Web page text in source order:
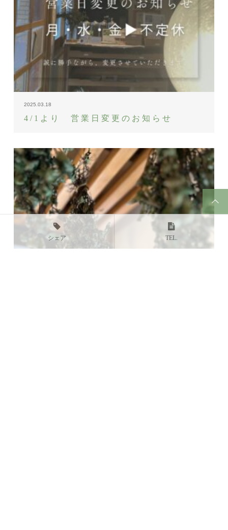
2025.03.18
4/1より 営業日変更のお知らせ